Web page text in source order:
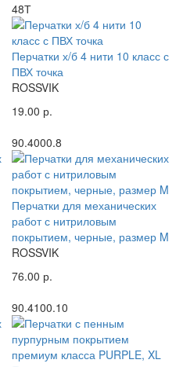
48Т
Перчатки х/б 4 нити 10 класс с
ПВХ точка
ROSSVIK
19.00 р.
90.4000.8
Перчатки для механических
работ с нитриловым
покрытием, черные, размер M
ROSSVIK
76.00 р.
90.4100.10